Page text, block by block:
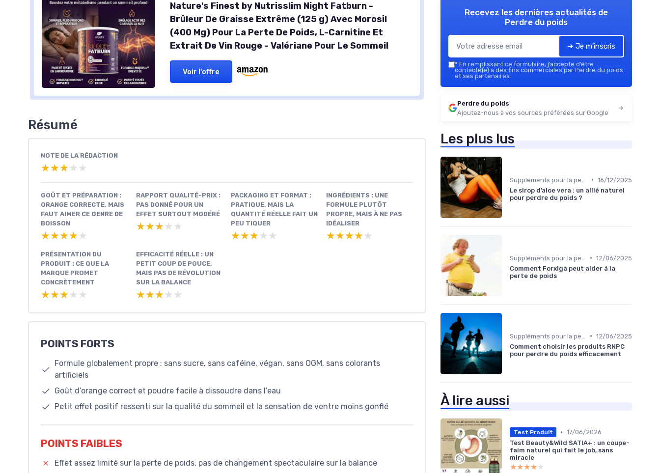
Nature's Finest by Nutrisslim Night Fatburn -
Brûleur De Graisse Extrême (125 g) Avec Morosil
(400 Mg) Pour La Perte De Poids, L-Carnitine Et
Extrait De Vin Rouge - Valériane Pour Le Sommeil
Voir l'offre
Résumé
NOTE DE LA RÉDACTION
★★★★★
★★★★★
GOÛT ET PRÉPARATION :
ORANGE CORRECTE, MAIS
FAUT AIMER CE GENRE DE
BOISSON
★★★★★
★★★★★
RAPPORT QUALITÉ-PRIX :
PAS DONNÉ POUR UN
EFFET SURTOUT MODÉRÉ
★★★★★
★★★★★
PACKAGING ET FORMAT :
PRATIQUE, MAIS LA
QUANTITÉ RÉELLE FAIT UN
PEU TIQUER
★★★★★
★★★★★
INGRÉDIENTS : UNE
FORMULE PLUTÔT
PROPRE, MAIS À NE PAS
IDÉALISER
★★★★★
★★★★★
PRÉSENTATION DU
PRODUIT : CE QUE LA
MARQUE PROMET
CONCRÈTEMENT
★★★★★
★★★★★
EFFICACITÉ RÉELLE : UN
PETIT COUP DE POUCE,
MAIS PAS DE RÉVOLUTION
SUR LA BALANCE
★★★★★
★★★★★
POINTS FORTS
Formule globalement propre : sans sucre, sans caféine, végan, sans OGM, sans colorants
artificiels
Goût d’orange correct et poudre facile à dissoudre dans l’eau
Petit effet positif ressenti sur la qualité du sommeil et la sensation de ventre moins gonflé
POINTS FAIBLES
Effet assez limité sur la perte de poids, pas de changement spectaculaire sur la balance
Recevez les dernières actualités de
Perdre du poids
➔ Je m'inscris
* En remplissant ce formulaire, j’accepte d’être
contacté(e) à des fins commerciales par Perdre du poids
et ses partenaires.
Perdre du poids
Ajoutez-nous à vos sources préférées sur Google
Les plus lus
• 16/12/2025
Le sirop d’aloe vera : un allié naturel
pour perdre du poids ?
• 12/06/2025
Comment Forxiga peut aider à la
perte de poids
• 12/06/2025
Comment choisir les produits RNPC
pour perdre du poids efficacement
À lire aussi
Test Produit • 17/06/2026
Test Beauty&Wild SATIA+ : un coupe-
faim naturel qui fait le job, sans
miracle
★★★★★
★★★★★